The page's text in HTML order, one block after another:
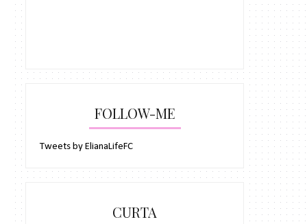
FOLLOW-ME
Tweets by ElianaLifeFC
CURTA